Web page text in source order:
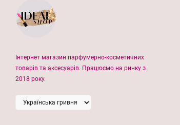
Інтернет магазин парфумерно-косметичних
товарів та аксесуарів. Працюємо на ринку з
2018 року.